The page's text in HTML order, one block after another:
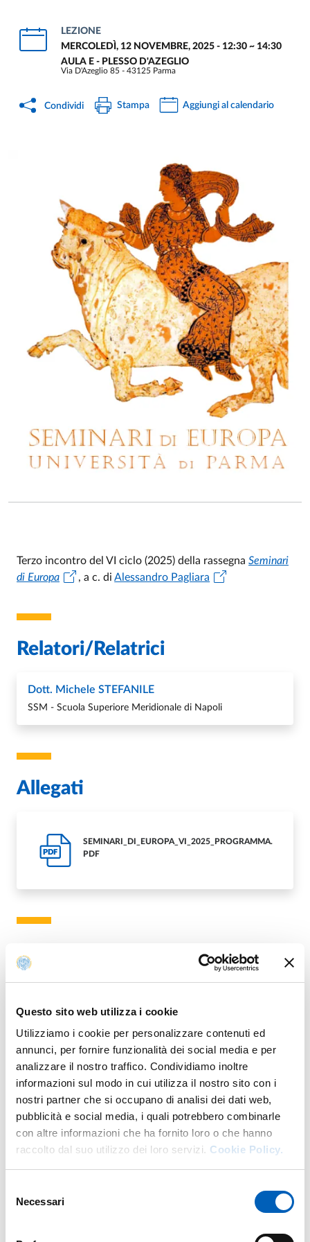
Questo sito web utilizza i cookie
Utilizziamo i cookie per personalizzare contenuti ed
annunci, per fornire funzionalità dei social media e per
analizzare il nostro traffico. Condividiamo inoltre
informazioni sul modo in cui utilizza il nostro sito con i
nostri partner che si occupano di analisi dei dati web,
pubblicità e social media, i quali potrebbero combinarle
con altre informazioni che ha fornito loro o che hanno
raccolto dal suo utilizzo dei loro servizi. Cookie Policy.
delNecessari
LEZIONE
MERCOLEDÌ, 12 NOVEMBRE, 2025 - 12:30 ~ 14:30
AULA E - PLESSO D'AZEGLIO
Via D'Azeglio 85 - 43125 Parma
Condividi Stampa Aggiungi al calendario
Event description
Terzo incontro del VI ciclo (2025) della rassegna Seminari
di Europa
, a c. diAlessandro Pagliara
Relatori/Relatrici
Dott. Michele STEFANILE
SSM - Scuola Superiore Meridionale di Napoli
Allegati
PDF
SEMINARI_DI_EUROPA_VI_2025_PROGRAMMA.
PDF
Modalità di accesso
In presenza: Ingresso libero fino esaurimento posti
Per info
W. https://www.seminari-di-europa.unipr.it/